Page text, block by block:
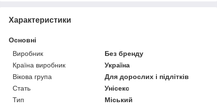
Характеристики
Основні
Виробник
Без бренду
Країна виробник
Україна
Вікова група
Для дорослих і підлітків
Стать
Унісекс
Тип
Міський